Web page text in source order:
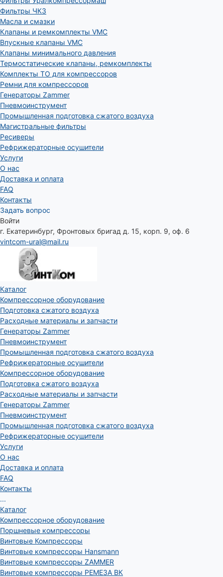
Фильтры ЧКЗ
Масла и смазки
Клапаны и ремкомплекты VMC
Впускные клапаны VMC
Клапаны минимального давления
Термостатические клапаны, ремкомплекты
Комплекты ТО для компрессоров
Ремни для компрессоров
Генераторы Zammer
Пневмоинструмент
Промышленная подготовка сжатого воздуха
Магистральные фильтры
Ресиверы
Рефрижераторные осушители
Услуги
О нас
Доставка и оплата
FAQ
Контакты
Задать вопрос
Войти
г. Екатеринбург, Фронтовых бригад д. 15, корп. 9, оф. 6
vintcom-ural@mail.ru
Каталог
Компрессорное оборудование
Подготовка сжатого воздуха
Расходные материалы и запчасти
Генераторы Zammer
Пневмоинструмент
Промышленная подготовка сжатого воздуха
Рефрижераторные осушители
Компрессорное оборудование
Подготовка сжатого воздуха
Расходные материалы и запчасти
Генераторы Zammer
Пневмоинструмент
Промышленная подготовка сжатого воздуха
Рефрижераторные осушители
Услуги
О нас
Доставка и оплата
FAQ
Контакты
...
Каталог
Компрессорное оборудование
Поршневые компрессоры
Винтовые Компрессоры
Винтовые компрессоры Hansmann
Винтовые компрессоры ZAMMER
Винтовые компрессоры РЕМЕЗА ВК